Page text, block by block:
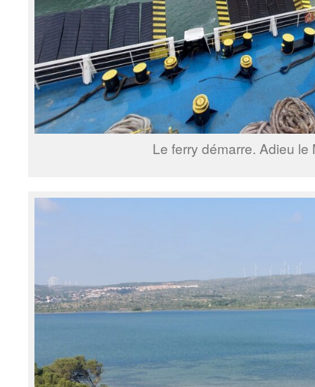
Le ferry démarre. Adieu le